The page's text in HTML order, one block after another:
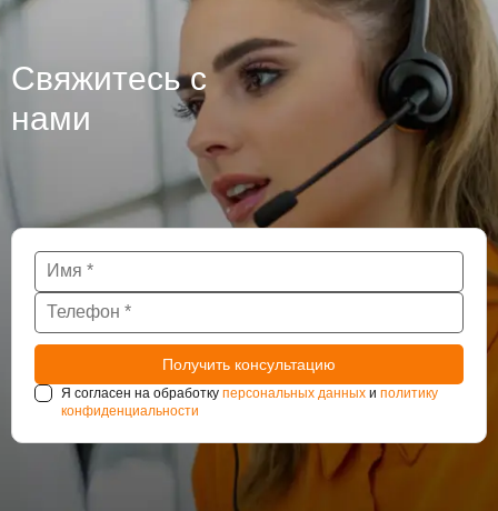
Свяжитесь с
нами
Я согласен на обработку персональных данных и политику
конфиденциальности